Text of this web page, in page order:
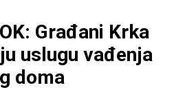
Građani Krka
uslugu vađenja
doma